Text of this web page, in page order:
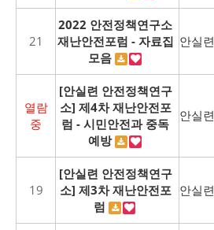
21
2022 안전정책연구소
재난안전포럼 - 자료집
모음
안실련
열람
중
[안실련 안전정책연구
소] 제4차 재난안전포
럼 - 시민안전과 중독
예방
안실련
19
[안실련 안전정책연구
소] 제3차 재난안전포
럼
안실련